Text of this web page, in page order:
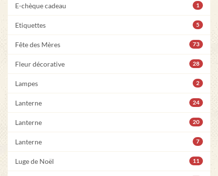
E-chèque cadeau 1
Etiquettes 5
Fête des Mères 73
Fleur décorative 28
Lampes 2
Lanterne 24
Lanterne 20
Lanterne 7
Luge de Noël 11